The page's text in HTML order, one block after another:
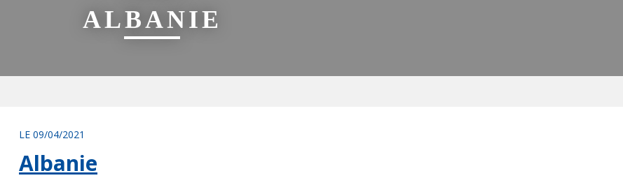
ALBANIE
LE 09/04/2021
Albanie